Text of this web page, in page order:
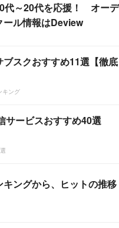
代～20代を応援！ オーデ
ール情報はDeview
スクおすすめ11選【徹底
キング
サービスおすすめ40選
ングから、ヒットの推移